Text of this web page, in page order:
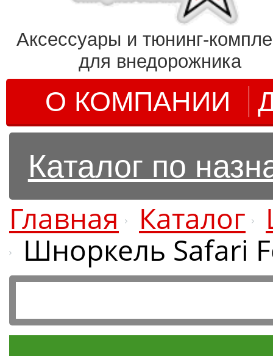
Аксессуары и тюнинг-
для внедорожника
О КОМПАНИИ
Каталог по
Главная Каталог
Шноркель Safari